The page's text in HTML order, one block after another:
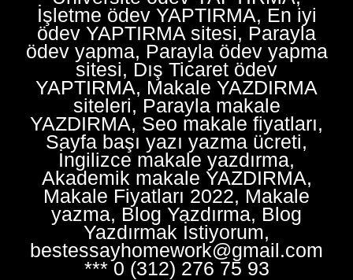
İşletme ödev YAPTIRMA, En iyi
ödev YAPTIRMA sitesi, Parayla
ödev yapma, Parayla ödev yapma
sitesi, Dış Ticaret ödev
YAPTIRMA, Makale YAZDIRMA
siteleri, Parayla makale
YAZDIRMA, Seo makale fiyatları,
Sayfa başı yazı yazma ücreti,
İngilizce makale yazdırma,
Akademik makale YAZDIRMA,
Makale Fiyatları 2022, Makale
yazma, Blog Yazdırma, Blog
Yazdırmak İstiyorum,
bestessayhomework@gmail.com
*** 0 (312) 276 75 93